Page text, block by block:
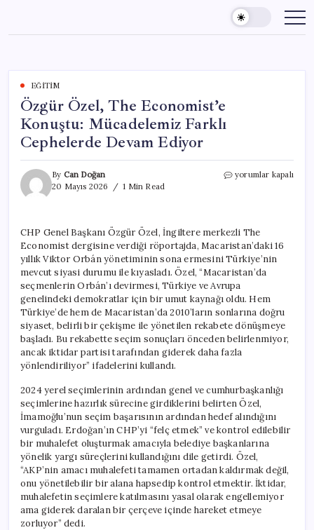
content
EĞITIM
Özgür Özel, The Economist’e
Konuştu: Mücadelemiz Farklı
Cephelerde Devam Ediyor
By Can Doğan
20 Mayıs 2026
1 Min Read
Özgür
Mücadelemiz
Farklı
Cephelerde
Devam
için
yorumlar kapalı
CHP Genel Başkanı Özgür Özel, İngiltere merkezli The
Economist dergisine verdiği röportajda, Macaristan’daki 16
yıllık Viktor Orbán yönetiminin sona ermesini Türkiye’nin
mevcut siyasi durumu ile kıyasladı. Özel, “Macaristan’da
seçmenlerin Orbán’ı devirmesi, Türkiye ve Avrupa
genelindeki demokratlar için bir umut kaynağı oldu. Hem
Türkiye’de hem de Macaristan’da 2010’ların sonlarına doğru
siyaset, belirli bir çekişme ile yönetilen rekabete dönüşmeye
başladı. Bu rekabette seçim sonuçları önceden belirlenmiyor,
ancak iktidar partisi tarafından giderek daha fazla
yönlendiriliyor” ifadelerini kullandı.
2024 yerel seçimlerinin ardından genel ve cumhurbaşkanlığı
seçimlerine hazırlık sürecine girdiklerini belirten Özel,
İmamoğlu’nun seçim başarısının ardından hedef alındığını
vurguladı. Erdoğan’ın CHP’yi “felç etmek” ve kontrol edilebilir
bir muhalefet oluşturmak amacıyla belediye başkanlarına
yönelik yargı süreçlerini kullandığını dile getirdi. Özel,
“AKP’nin amacı muhalefeti tamamen ortadan kaldırmak değil,
onu yönetilebilir bir alana hapsedip kontrol etmektir. İktidar,
muhalefetin seçimlere katılmasını yasal olarak engellemiyor
ama giderek daralan bir çerçeve içinde hareket etmeye
zorluyor” dedi.